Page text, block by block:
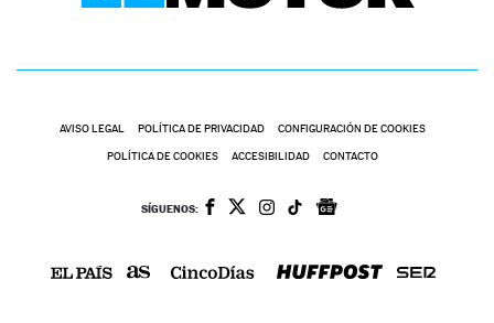
AVISO LEGAL POLÍTICA DE PRIVACIDAD CONFIGURACIÓN DE COOKIES
POLÍTICA DE COOKIES ACCESIBILIDAD CONTACTO
SÍGUENOS: